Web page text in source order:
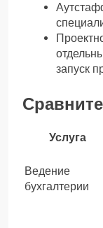
запуск
Услуга
Ведение
бухгалтерии